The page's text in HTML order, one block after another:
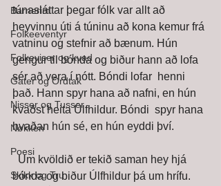
Barnerim
Folkeeventyr
Folkeviser og kvad
Gater og Ordtak
Nisser og Tusser
Nøkken
Poesi
Skikk og Tru
túnasláttar þegar fólk var allt að
heyvinnu úti á túninu að kona kemur frá
vatninu og stefnir að bænum. Hún
gengur til bónda og biður hann að lofa
sér að vera í nótt. Bóndi lofar  henni
það. Hann spyr hana að nafni, en hún
kvaðst heita Úlfhildur. Bóndi  spyr hana
hvaðan hún sé, en hún eyddi því.
bónda og biður Úlfhildur þá um hrífu.